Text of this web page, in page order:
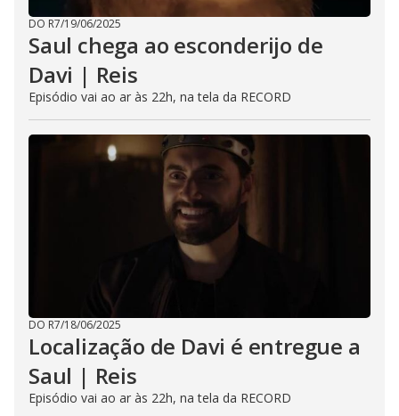
DO R7/19/06/2025
Saul chega ao esconderijo de
Davi | Reis
Episódio vai ao ar às 22h, na tela da RECORD
DO R7/18/06/2025
Localização de Davi é entregue a
Saul | Reis
Episódio vai ao ar às 22h, na tela da RECORD